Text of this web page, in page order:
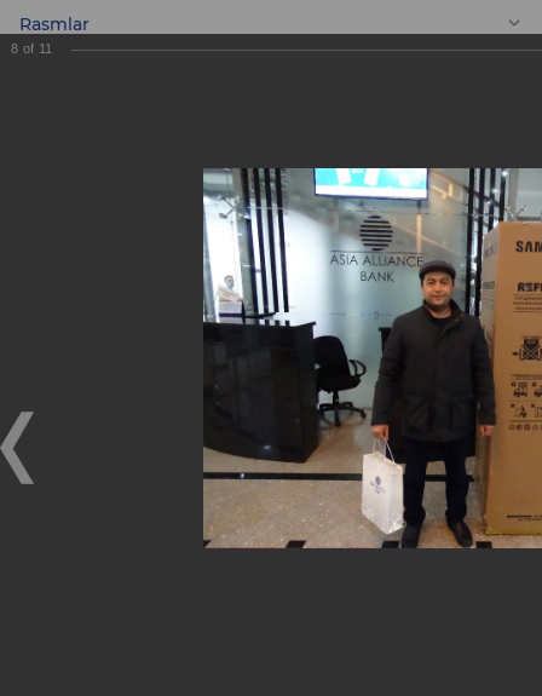
Rasmlar
«MasterCard» bilan
birgalikda
o'tkazilgan
Aksiyaning yakuniy
sovrinli o'yinining
g'oliblari.
«MasterCard» bilan birgalikda o'tkazilgan Aksiyaning
yakuniy sovrinli o'yinining g'oliblari.
8 of 11